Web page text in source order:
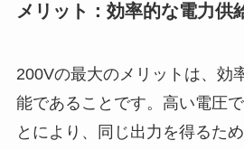
メリット：効率的な電力供
200Vの最大のメリットは、効
能であることです。高い電圧
とにより、同じ出力を得るた